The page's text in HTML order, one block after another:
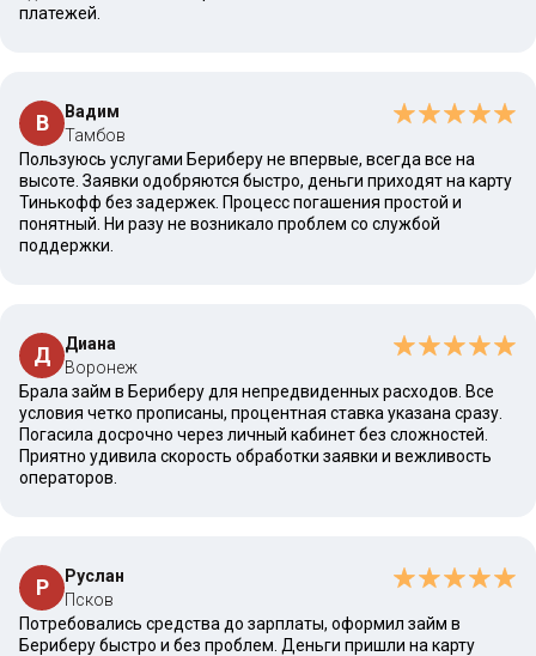
платежей.
В
Вадим
Тамбов
Пользуюсь услугами Бериберу не впервые, всегда все на
высоте. Заявки одобряются быстро, деньги приходят на карту
Тинькофф без задержек. Процесс погашения простой и
понятный. Ни разу не возникало проблем со службой
поддержки.
Д
Диана
Воронеж
Брала займ в Бериберу для непредвиденных расходов. Все
условия четко прописаны, процентная ставка указана сразу.
Погасила досрочно через личный кабинет без сложностей.
Приятно удивила скорость обработки заявки и вежливость
операторов.
Р
Руслан
Псков
Потребовались средства до зарплаты, оформил займ в
Бериберу быстро и без проблем. Деньги пришли на карту